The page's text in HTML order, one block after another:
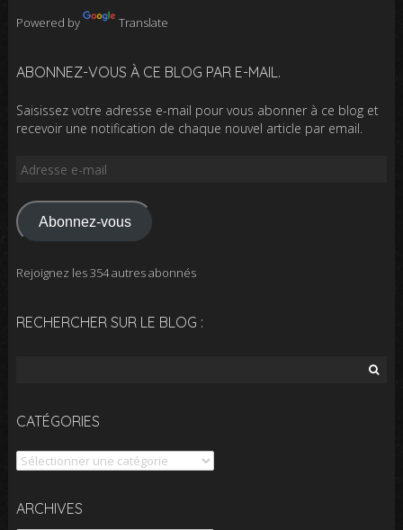
Powered by Translate
ABONNEZ-VOUS À CE BLOG PAR E-MAIL.
Saisissez votre adresse e-mail pour vous abonner à ce blog et
recevoir une notification de chaque nouvel article par email.
Abonnez-vous
Rejoignez les 354 autres abonnés
RECHERCHER SUR LE BLOG :
CATÉGORIES
ARCHIVES